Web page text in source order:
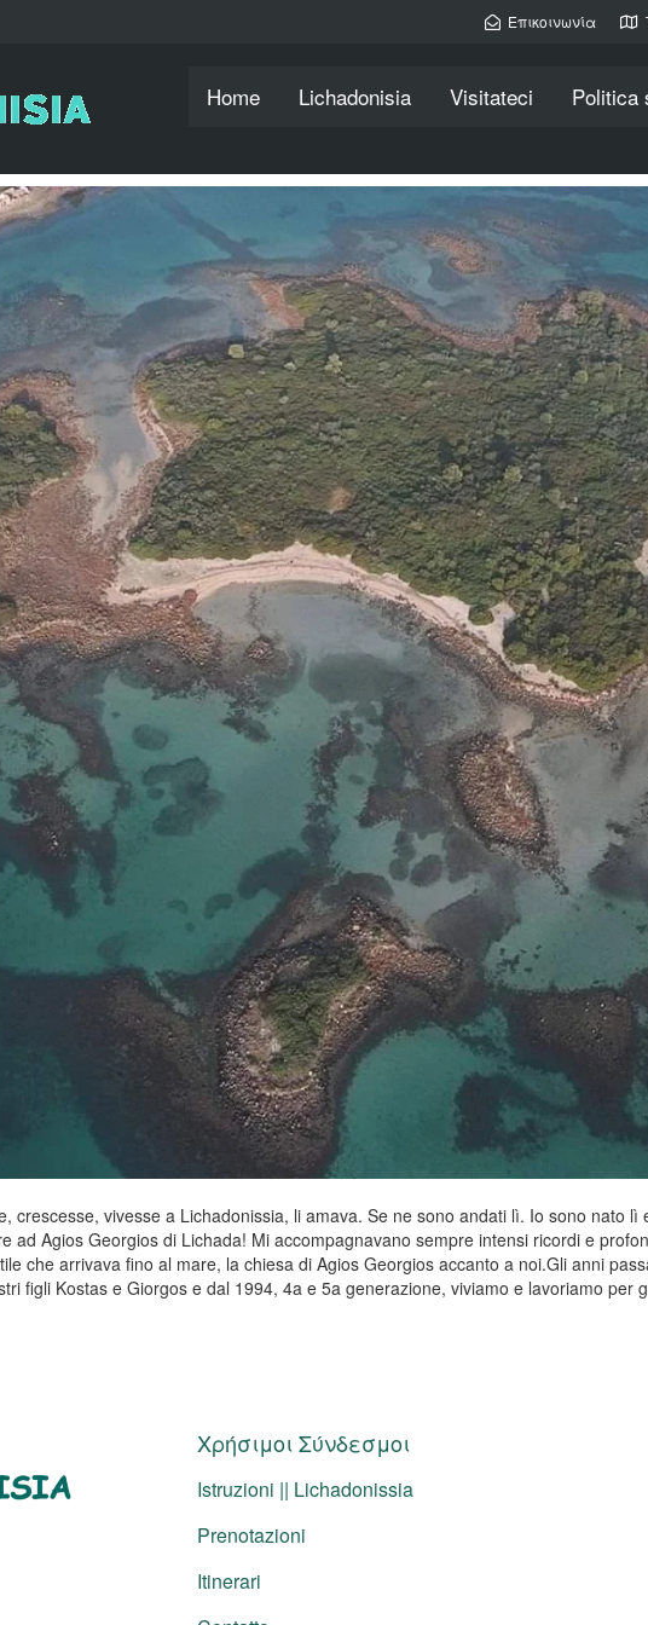
Επικοινωνία
Home Lichadonisia Visitateci Politica
crescesse, vivesse a Lichadonissia, li amava. Se ne sono andati lì. Io sono nato lì
ad Agios Georgios di Lichada! Mi accompagnavano sempre intensi ricordi e
che arrivava fino al mare, la chiesa di Agios Georgios accanto a noi.Gli anni
figli Kostas e Giorgos e dal 1994, 4a e 5a generazione, viviamo e lavoriamo per
Χρήσιμοι Σύνδεσμοι
Istruzioni || Lichadonissia
Prenotazioni
Itinerari